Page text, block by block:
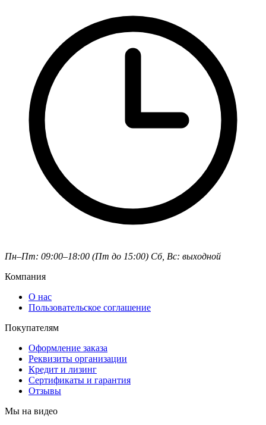
Пн–Пт: 09:00–18:00 (Пт до 15:00) Сб, Вс: выходной
Компания
О нас
Пользовательское соглашение
Покупателям
Оформление заказа
Реквизиты организации
Кредит и лизинг
Сертификаты и гарантия
Отзывы
Мы на видео